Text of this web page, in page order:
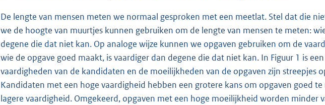
De lengte van mensen meten we normaal gesproken met een meetlat. Stel dat die
we de hoogte van muurtjes kunnen gebruiken om de lengte van mensen te meten:
degene die dat niet kan. Op analoge wijze kunnen we opgaven gebruiken om de
wie de opgave goed maakt, is vaardiger dan degene die dat niet kan. In Figuur 1 is
vaardigheden van de kandidaten en de moeilijkheden van de opgaven zijn streepjes
Kandidaten met een hoge vaardigheid hebben een grotere kans om opgaven goed
lagere vaardigheid. Omgekeerd, opgaven met een hoge moeilijkheid worden minder